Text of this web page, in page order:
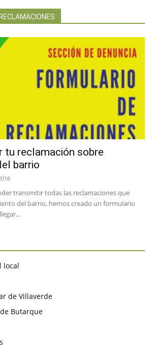
tu reclamación sobre
barrio
transmitir todas las reclamaciones que
del barrio, hemos creado un formulario
local
de Villaverde
Butarque